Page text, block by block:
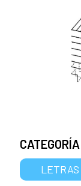
CATEGORÍA
LETRAS